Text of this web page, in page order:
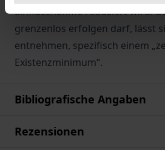
Einflussnahme reduziert wird.
grenzenlos erfolgen darf, lässt
entnehmen, spezifisch einem
Existenzminimum“.
Bibliografische Angaben
Rezensionen